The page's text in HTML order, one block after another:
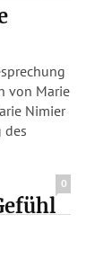
von Marie
Nimier
0